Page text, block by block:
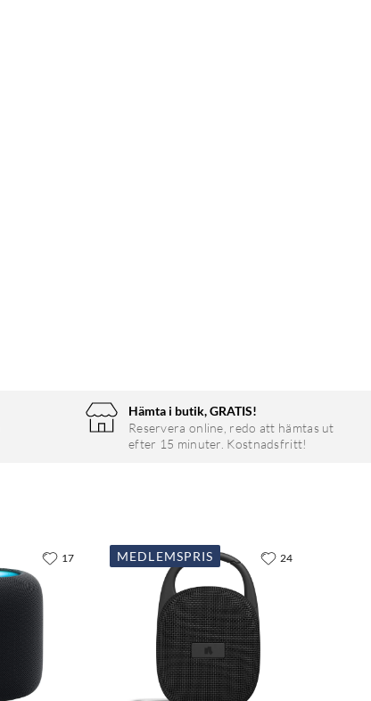
Hämta i butik, GRATIS!
Reservera online, redo att hämtas ut
efter 15 minuter. Kostnadsfritt!
17 MEDLEMSPRIS 24